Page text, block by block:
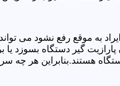
به موقع رفع نشود می
گیر دستگاه بسوزد
هستند.بنابراین هر چه